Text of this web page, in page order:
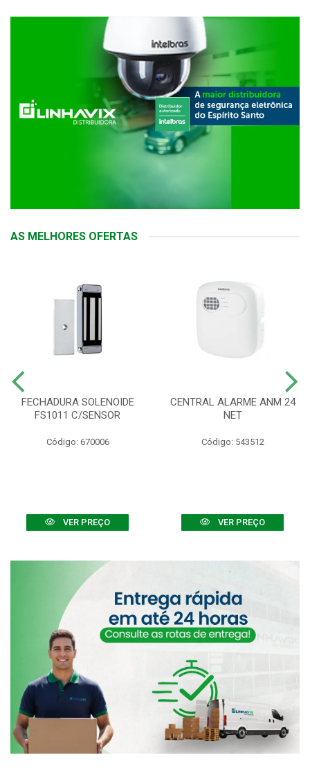
AS MELHORES OFERTAS
FECHADURA SOLENOIDE
FS1011 C/SENSOR
Código: 670006
VER PREÇO
CENTRAL ALARME ANM 24
NET
Código: 543512
VER PREÇO